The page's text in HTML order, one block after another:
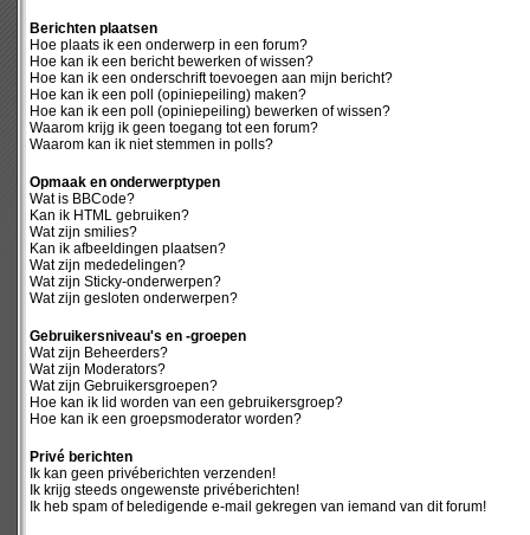
Berichten plaatsen
Hoe plaats ik een onderwerp in een forum?
Hoe kan ik een bericht bewerken of wissen?
Hoe kan ik een onderschrift toevoegen aan mijn bericht?
Hoe kan ik een poll (opiniepeiling) maken?
Hoe kan ik een poll (opiniepeiling) bewerken of wissen?
Waarom krijg ik geen toegang tot een forum?
Waarom kan ik niet stemmen in polls?
Opmaak en onderwerptypen
Wat is BBCode?
Kan ik HTML gebruiken?
Wat zijn smilies?
Kan ik afbeeldingen plaatsen?
Wat zijn mededelingen?
Wat zijn Sticky-onderwerpen?
Wat zijn gesloten onderwerpen?
Gebruikersniveau's en -groepen
Wat zijn Beheerders?
Wat zijn Moderators?
Wat zijn Gebruikersgroepen?
Hoe kan ik lid worden van een gebruikersgroep?
Hoe kan ik een groepsmoderator worden?
Privé berichten
Ik kan geen privéberichten verzenden!
Ik krijg steeds ongewenste privéberichten!
Ik heb spam of beledigende e-mail gekregen van iemand van dit forum!